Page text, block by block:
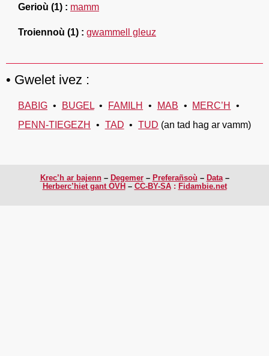
Gerioù (1) mamm
Troiennoù (1) gwammell gleuz
Gwelet ivez :
BABIG BUGEL FAMILH MAB
MERC’H
PENN-TIEGEZH
TAD TUD (an tad hag ar vamm)
Krec’h ar bajenn Degemer Preferañsoù
Data
Herberc’hiet gant OVH
CC-BY-SA: Fidambie.net